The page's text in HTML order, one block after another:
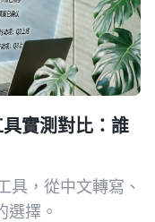
實測對比：誰
具，從中文轉寫、
選擇。